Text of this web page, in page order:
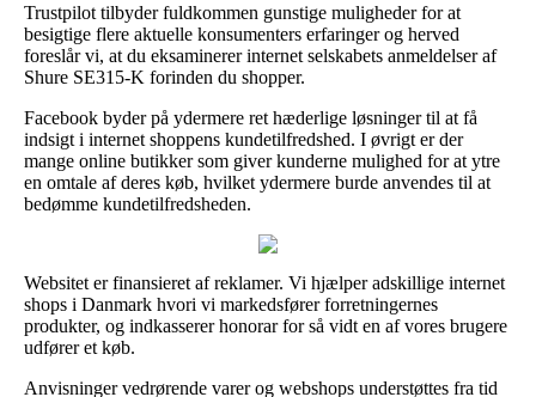
Trustpilot tilbyder fuldkommen gunstige muligheder for at
besigtige flere aktuelle konsumenters erfaringer og herved
foreslår vi, at du eksaminerer internet selskabets anmeldelser af
Shure SE315-K forinden du shopper.
Facebook byder på ydermere ret hæderlige løsninger til at få
indsigt i internet shoppens kundetilfredshed. I øvrigt er der
mange online butikker som giver kunderne mulighed for at ytre
en omtale af deres køb, hvilket ydermere burde anvendes til at
bedømme kundetilfredsheden.
Websitet er finansieret af reklamer. Vi hjælper adskillige internet
shops i Danmark hvori vi markedsfører forretningernes
produkter, og indkasserer honorar for så vidt en af vores brugere
udfører et køb.
Anvisninger vedrørende varer og webshops understøttes fra tid